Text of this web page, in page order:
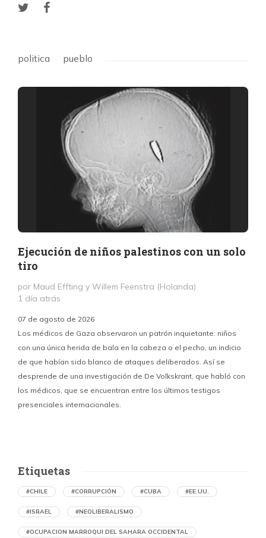
politica pueblo
Ejecución de niños palestinos con un solo
tiro
por Maud Effting y Willem Feenstra (Holanda)
1 día atrás
07 de agosto de 2026
Los médicos de Gaza observaron un patrón inquietante: niños
con una única herida de bala en la cabeza o el pecho, un indicio
de que habían sido blanco de ataques deliberados. Así se
desprende de una investigación de De Volkskrant, que habló con
los médicos, que se encuentran entre los últimos testigos
presenciales internacionales.
Etiquetas
#CHILE #CORRUPCIÓN #CUBA #EE.UU.
#ISRAEL #NEOLIBERALISMO
#OCUPACION MARROQUI DEL SAHARA OCCIDENTAL